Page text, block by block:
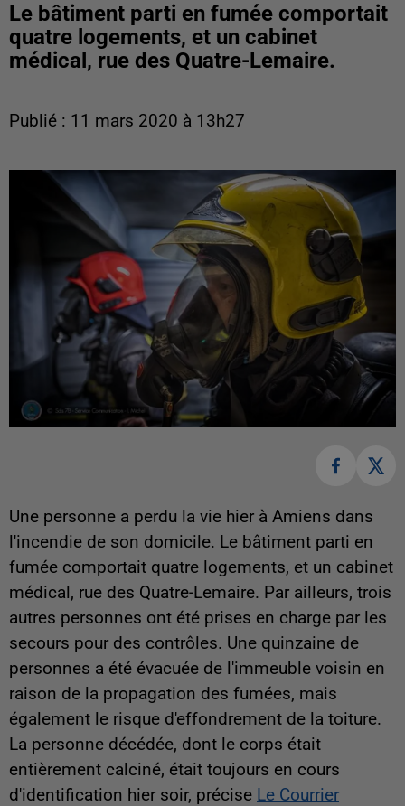
Le bâtiment parti en fumée comportait
quatre logements, et un cabinet
médical, rue des Quatre-Lemaire.
Publié : 11 mars 2020 à 13h27
Une personne a perdu la vie hier à Amiens dans
l'incendie de son domicile. Le bâtiment parti en
fumée comportait quatre logements, et un cabinet
médical, rue des Quatre-Lemaire. Par ailleurs, trois
autres personnes ont été prises en charge par les
secours pour des contrôles. Une quinzaine de
personnes a été évacuée de l'immeuble voisin en
raison de la propagation des fumées, mais
également le risque d'effondrement de la toiture.
La personne décédée, dont le corps était
entièrement calciné, était toujours en cours
d'identification hier soir, précise Le Courrier